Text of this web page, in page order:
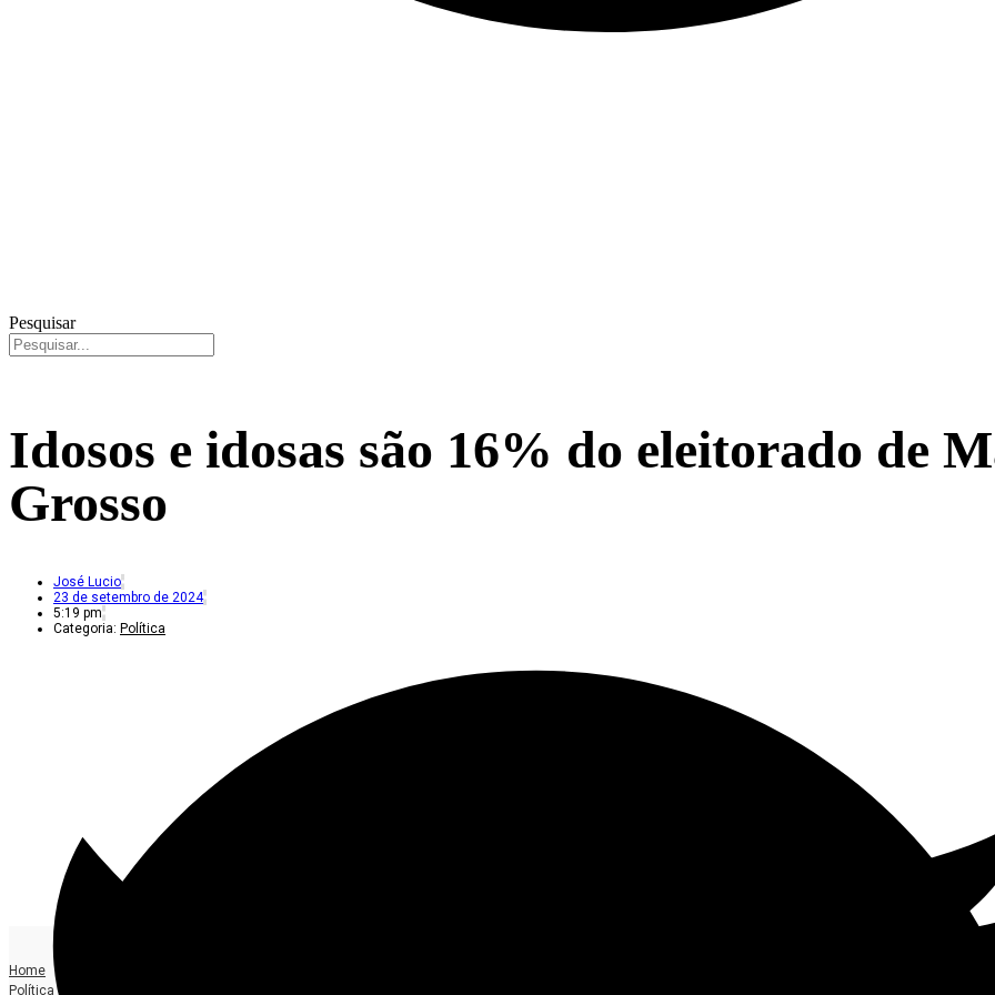
Pesquisar
Idosos e idosas são 16% do eleitorado de
Grosso
José Lucio
23 de setembro de 2024
5:19 pm
Categoria: Política
Home
Política